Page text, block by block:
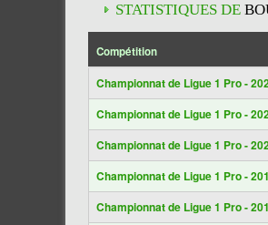
STATISTIQUES DE
Compétition
Championnat de Ligue 1 Pro -
Championnat de Ligue 1 Pro -
Championnat de Ligue 1 Pro -
Championnat de Ligue 1 Pro -
Championnat de Ligue 1 Pro -